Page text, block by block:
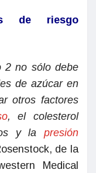
de riesgo
2 no sólo debe
de azúcar en
otros factores
, el colesterol
y la presión
de la
Medical